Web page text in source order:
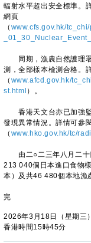
輻射水平超出安全標準。
網頁
（ www.cfs.gov.hk/
同期，漁農自然護理署
測，全部樣本檢測合格。
（ www.afcd.gov.hk/
st.html ）。
香港天文台亦已加強監
發現異常情況。詳情可參
（ www.hko.gov.hk/tc/
由二○二三年八月二十
213 040個日本進口食物
本）及共46 480個本地漁
完
2026年3月18日（星期三）
香港時間15時45分